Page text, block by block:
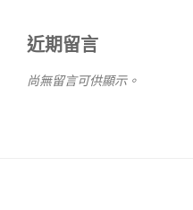
近期留言
尚無留言可供顯示。